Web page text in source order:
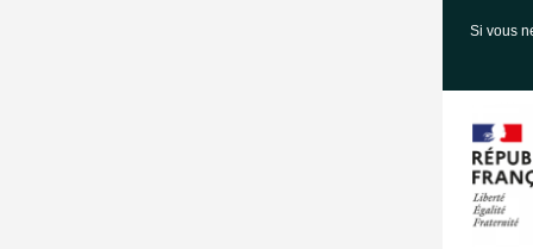
Si vous